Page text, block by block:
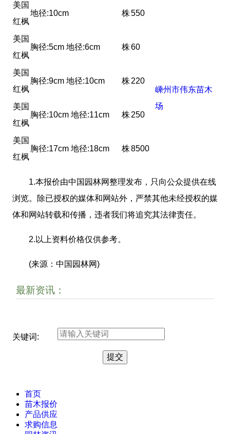
美国
红枫
地径:10cm 株550
美国
红枫
胸径:5cm 地径:6cm 株60
嵊州市伟东苗木
场
美国
红枫
胸径:9cm 地径:10cm 株220
美国
红枫
胸径:10cm 地径:11cm 株250
美国
红枫
胸径:17cm 地径:18cm 株8500
1.本报价由中国园林网整理发布，只向公众提供在线
浏览。除已授权的媒体和网站外，严禁其他未经授权的媒
体和网站转载和传播，违者我们将追究其法律责任。
2.以上资料价格仅供参考。
(来源：中国园林网)
最新资讯：
关键词:
首页
苗木报价
产品供应
求购信息